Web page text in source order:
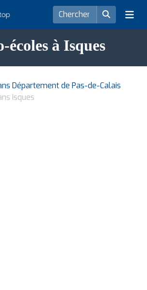
écoles à Isques
Département de Pas-de-Calais
Isques